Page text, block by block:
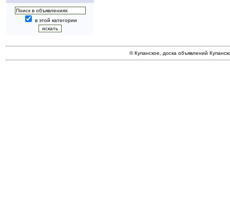
в этой категории
© Купанское, доска объявлений